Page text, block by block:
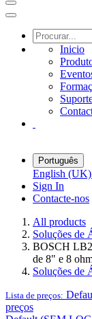
Inicio
Português
English (UK)
Sign In
Contacte-nos
All products
Soluções de
BOSCH
de 8" e 8
Soluções de
Lista de preços:
preços